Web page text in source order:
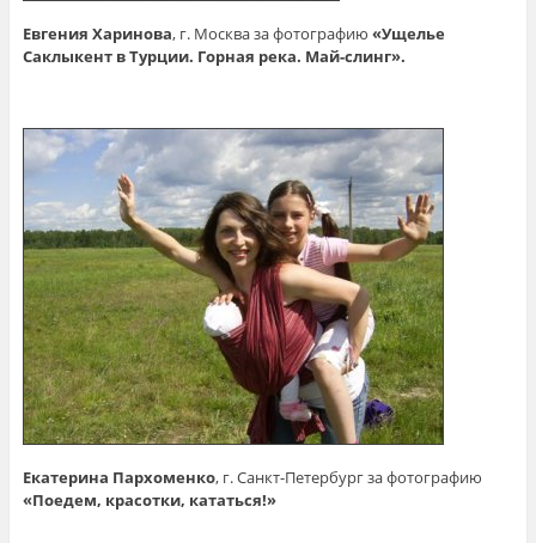
Евгения Харинова, г. Москва за фотографию «Ущелье
Саклыкент в Турции. Горная река. Май-слинг».
Екатерина Пархоменко, г. Санкт-Петербург за фотографию
«Поедем, красотки, кататься!»